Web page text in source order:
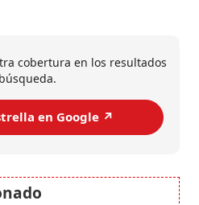
cobertura en los resultados
en Google ↗️